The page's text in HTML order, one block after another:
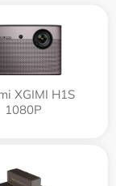
XGIMI H1S
1080P